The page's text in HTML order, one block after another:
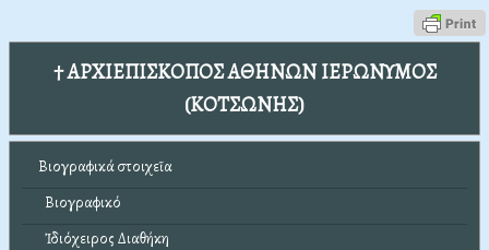
† ΑΡΧΙΕΠΙΣΚΟΠΟΣ ΑΘΗΝΩΝ ΙΕΡΩΝΥΜΟΣ
(ΚΟΤΣΩΝΗΣ)
Βιογραφικά στοιχεῖα
Βιογραφικό
Ἰδιόχειρος Διαθήκη